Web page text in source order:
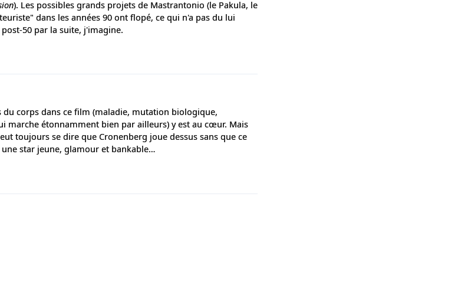
). Les possibles grands projets de Mastrantonio (le Pakula, le
dans les années 90 ont flopé, ce qui n'a pas du lui
50 par la suite, j'imagine.
corps dans ce film (maladie, mutation biologique,
marche étonnamment bien par ailleurs) y est au cœur. Mais
toujours se dire que Cronenberg joue dessus sans que ce
star jeune, glamour et bankable…